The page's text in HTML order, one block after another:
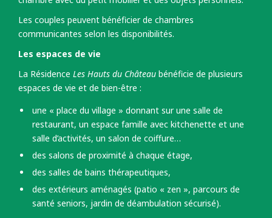
Les couples peuvent bénéficier de chambres
communicantes selon les disponibilités.
Les espaces de vie
La Résidence Les Hauts du Château bénéficie de plusieurs
espaces de vie et de bien-être :
une « place du village » donnant sur une salle de
restaurant, un espace famille avec kitchenette et une
salle d’activités, un salon de coiffure…
des salons de proximité à chaque étage,
des salles de bains thérapeutiques,
des extérieurs aménagés (patio « zen », parcours de
santé seniors, jardin de déambulation sécurisé).